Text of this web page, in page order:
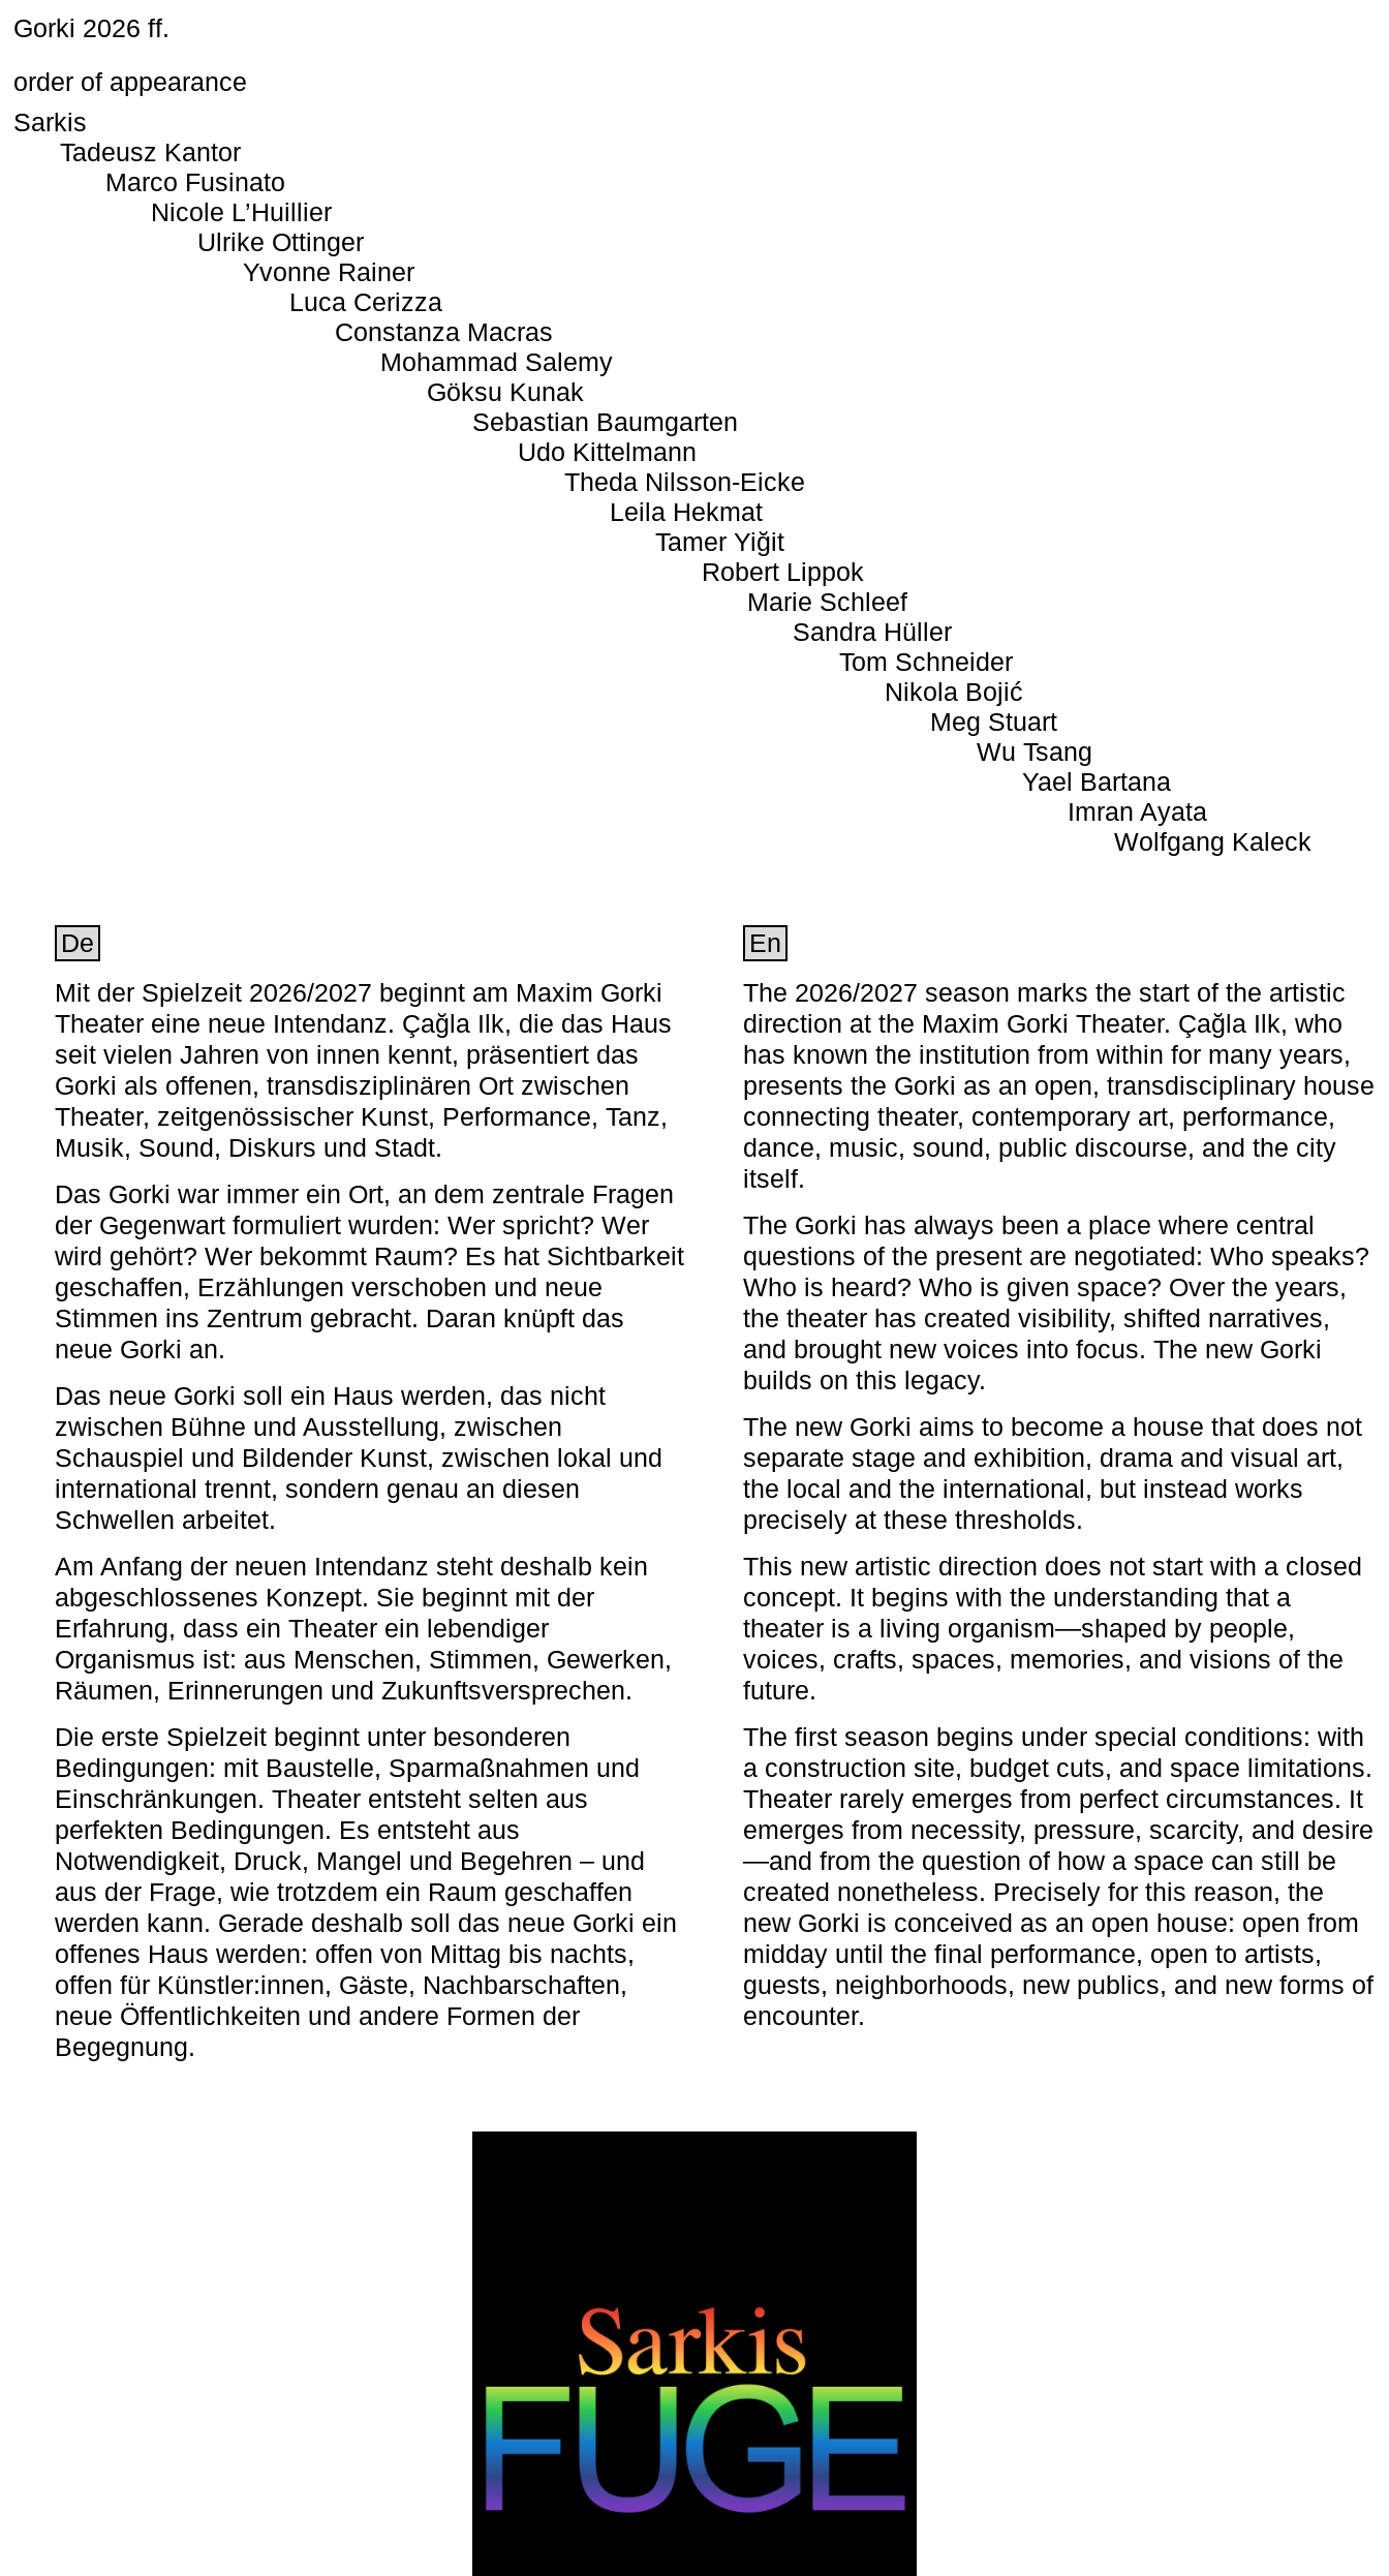
Gorki 2026 ff.
order of appearance
Sarkis
Tadeusz Kantor
Marco Fusinato
Nicole L’Huillier
Ulrike Ottinger
Yvonne Rainer
Luca Cerizza
Constanza Macras
Mohammad Salemy
Göksu Kunak
Sebastian Baumgarten
Udo Kittelmann
Theda Nilsson-Eicke
Leila Hekmat
Tamer Yiğit
Robert Lippok
Marie Schleef
Sandra Hüller
Tom Schneider
Nikola Bojić
Meg Stuart
Wu Tsang
Yael Bartana
Imran Ayata
Wolfgang Kaleck
De
Mit der Spielzeit 2026/2027 beginnt am Maxim Gorki
Theater eine neue Intendanz. Çağla Ilk, die das Haus
seit vielen Jahren von innen kennt, präsentiert das
Gorki als offenen, transdisziplinären Ort zwischen
Theater, zeitgenössischer Kunst, Performance, Tanz,
Musik, Sound, Diskurs und Stadt.
Das Gorki war immer ein Ort, an dem zentrale Fragen
der Gegenwart formuliert wurden: Wer spricht? Wer
wird gehört? Wer bekommt Raum? Es hat Sichtbarkeit
geschaffen, Erzählungen verschoben und neue
Stimmen ins Zentrum gebracht. Daran knüpft das
neue Gorki an.
Das neue Gorki soll ein Haus werden, das nicht
zwischen Bühne und Ausstellung, zwischen
Schauspiel und Bildender Kunst, zwischen lokal und
international trennt, sondern genau an diesen
Schwellen arbeitet.
Am Anfang der neuen Intendanz steht deshalb kein
abgeschlossenes Konzept. Sie beginnt mit der
Erfahrung, dass ein Theater ein lebendiger
Organismus ist: aus Menschen, Stimmen, Gewerken,
Räumen, Erinnerungen und Zukunftsversprechen.
Die erste Spielzeit beginnt unter besonderen
Bedingungen: mit Baustelle, Sparmaßnahmen und
Einschränkungen. Theater entsteht selten aus
perfekten Bedingungen. Es entsteht aus
Notwendigkeit, Druck, Mangel und Begehren – und
aus der Frage, wie trotzdem ein Raum geschaffen
werden kann. Gerade deshalb soll das neue Gorki ein
offenes Haus werden: offen von Mittag bis nachts,
offen für Künstler:innen, Gäste, Nachbarschaften,
neue Öffentlichkeiten und andere Formen der
Begegnung.
En
The 2026/2027 season marks the start of the artistic
direction at the Maxim Gorki Theater. Çağla Ilk, who
has known the institution from within for many years,
presents the Gorki as an open, transdisciplinary house
connecting theater, contemporary art, performance,
dance, music, sound, public discourse, and the city
itself.
The Gorki has always been a place where central
questions of the present are negotiated: Who speaks?
Who is heard? Who is given space? Over the years,
the theater has created visibility, shifted narratives,
and brought new voices into focus. The new Gorki
builds on this legacy.
The new Gorki aims to become a house that does not
separate stage and exhibition, drama and visual art,
the local and the international, but instead works
precisely at these thresholds.
This new artistic direction does not start with a closed
concept. It begins with the understanding that a
theater is a living organism—shaped by people,
voices, crafts, spaces, memories, and visions of the
future.
The first season begins under special conditions: with
a construction site, budget cuts, and space limitations.
Theater rarely emerges from perfect circumstances. It
emerges from necessity, pressure, scarcity, and desire
—and from the question of how a space can still be
created nonetheless. Precisely for this reason, the
new Gorki is conceived as an open house: open from
midday until the final performance, open to artists,
guests, neighborhoods, new publics, and new forms of
encounter.